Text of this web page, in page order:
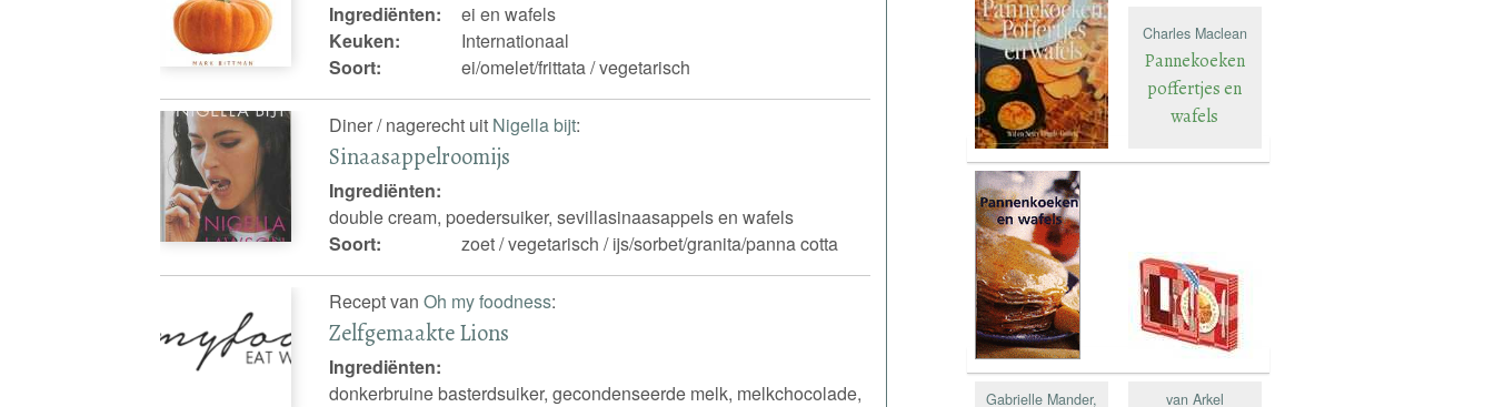
Ingrediënten:
ei en wafels
Keuken:
Internationaal
Soort:
ei/omelet/frittata / vegetarisch
Diner / nagerecht uit Nigella bijt:
Sinaasappelroomijs
Ingrediënten:
double cream, poedersuiker, sevillasinaasappels en wafels
Soort:
zoet / vegetarisch / ijs/sorbet/granita/panna cotta
Recept vanOh my foodness:
Zelfgemaakte Lions
Ingrediënten:
donkerbruine basterdsuiker, gecondenseerde melk, melkchocolade,
Charles Maclean
Pannekoeken
poffertjes en
wafels
Gabrielle Mander,
Francis van Arkel,
P van der Kruis, P.
van der Kruis en F.
van Arkel